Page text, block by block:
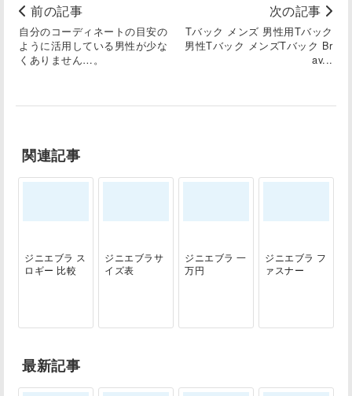
前の記事
自分のコーディネートの目安の
ように活用している男性が少な
くありません…。
次の記事
Tバック メンズ 男性用Tバック
男性Tバック メンズTバック Br
av...
関連記事
ジニエブラ ス
ロギー 比較
ジニエブラサ
イズ表
ジニエブラ 一
万円
ジニエブラ フ
ァスナー
最新記事